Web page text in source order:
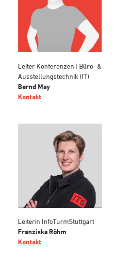
Leiter Konferenzen | Büro- &
Ausstellungstechnik (IT)
Bernd May
Kontakt
Leiterin InfoTurmStuttgart
Franziska Röhm
Kontakt